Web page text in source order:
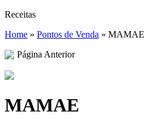
Receitas
Home » Pontos de Venda » MAMAE
Página Anterior
MAMAE